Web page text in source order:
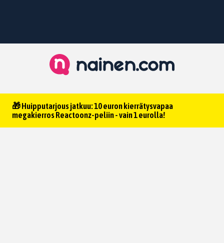
🎁 Huipputarjous jatkuu: 10 euron kierrätysvapaa
megakierros Reactoonz-peliin - vain 1 eurolla!